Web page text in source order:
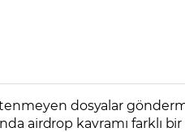
dosyalar
airdrop kavramı farklı bir